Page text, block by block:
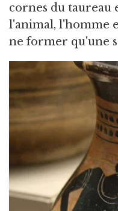
cornes du taureau
l'animal, l'homme
ne former qu'une